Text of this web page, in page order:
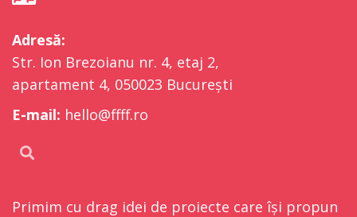
Adresă:
Str. Ion Brezoianu nr. 4, etaj 2,
apartament 4, 050023 București
E-mail: hello@ffff.ro
Primim cu drag idei de proiecte care își propun